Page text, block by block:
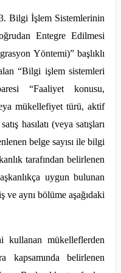
. Bilgi İşlem Sistemlerinin
Entegre Edilmesi
Yöntemi)” başlıklı
“Bilgi işlem sistemleri
“Faaliyet konusu,
mükellefiyet türü, aktif
hasılatı (veya satışları
belge sayısı ile bilgi
tarafından belirlenen
uygun bulunan
aynı bölüme aşağıdaki
kullanan mükelleflerden
kapsamında belirlenen